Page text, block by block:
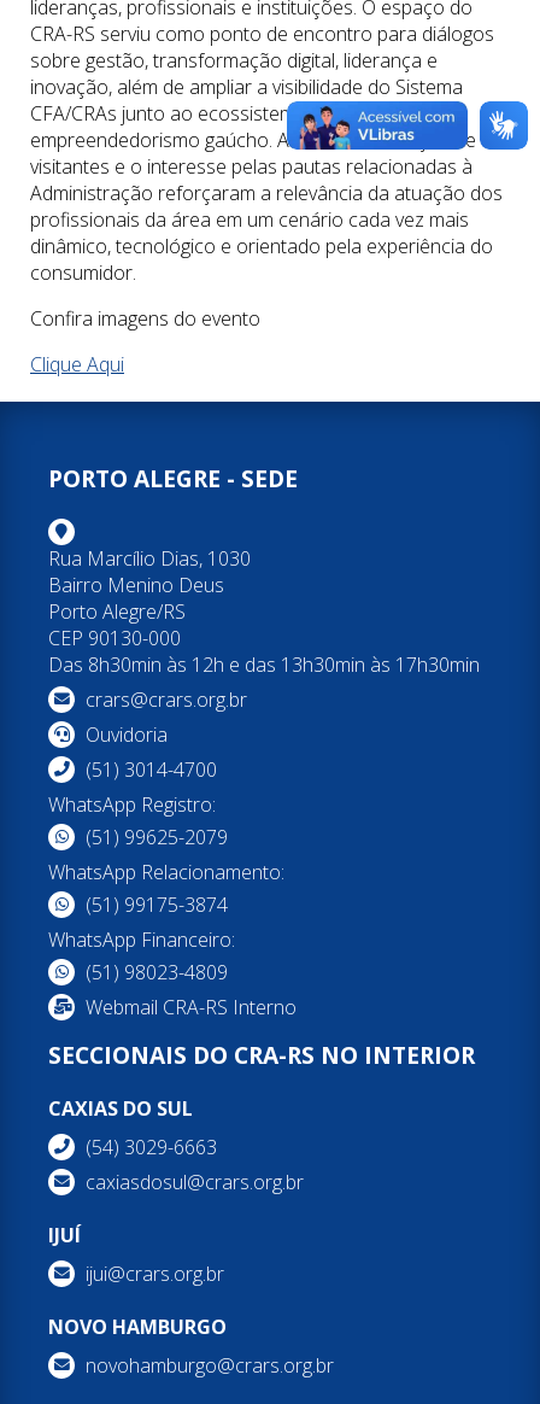
lideranças, profissionais e instituições. O espaço do
CRA-RS serviu como ponto de encontro para diálogos
sobre gestão, transformação digital, liderança e
inovação, além de ampliar a visibilidade do Sistema
CFA/CRAs junto ao ecossistema do varejo e do
empreendedorismo gaúcho. A intensa circulação de
visitantes e o interesse pelas pautas relacionadas à
Administração reforçaram a relevância da atuação dos
profissionais da área em um cenário cada vez mais
dinâmico, tecnológico e orientado pela experiência do
consumidor.
Confira imagens do evento
Clique Aqui
PORTO ALEGRE - SEDE
Rua Marcílio Dias, 1030
Bairro Menino Deus
Porto Alegre/RS
CEP 90130-000
Das 8h30min às 12h e das 13h30min às 17h30min
crars@crars.org.br
Ouvidoria
(51) 3014-4700
WhatsApp Registro:
(51) 99625-2079
WhatsApp Relacionamento:
(51) 99175-3874
WhatsApp Financeiro:
(51) 98023-4809
Webmail CRA-RS Interno
SECCIONAIS DO CRA-RS NO INTERIOR
CAXIAS DO SUL
(54) 3029-6663
caxiasdosul@crars.org.br
IJUÍ
ijui@crars.org.br
NOVO HAMBURGO
novohamburgo@crars.org.br